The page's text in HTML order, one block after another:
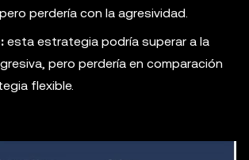
perdería con la agresividad.
esta estrategia podría superar a la
pero perdería en comparación
flexible.